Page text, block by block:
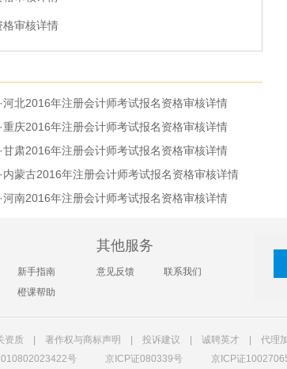
审核详情
·河北2016年注册会计师考试报名资格审核详情
·重庆2016年注册会计师考试报名资格审核详情
·甘肃2016年注册会计师考试报名资格审核详情
·内蒙古2016年注册会计师考试报名资格审核详情
·河南2016年注册会计师考试报名资格审核详情
新手指南
橙课帮助
其他服务
意见反馈 联系我们
资质 著作权与商标声明 投诉建议 诚聘英才| 代理
号京ICP证080339号 京ICP证